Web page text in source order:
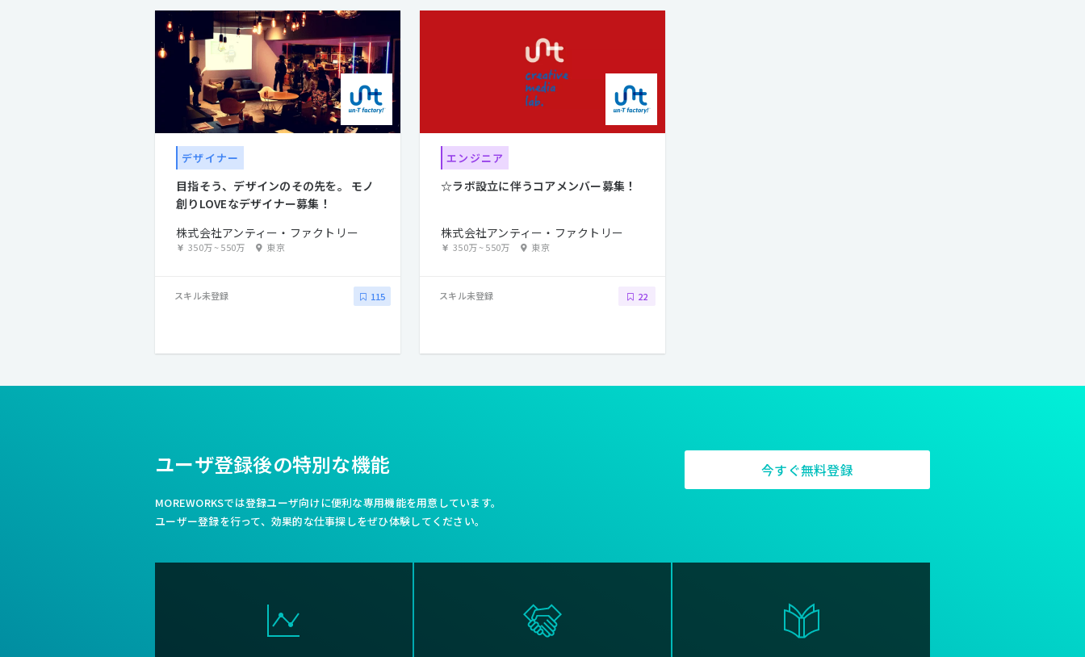
デザイナー
目指そう、デザインのその先を。 モノ
創りLOVEなデザイナー募集！
株式会社アンティー・ファクトリー
350万~550万 東京
スキル未登録 115
エンジニア
☆ラボ設立に伴うコアメンバー募集！
株式会社アンティー・ファクトリー
350万~550万 東京
スキル未登録 22
ユーザ登録後の特別な機能
MOREWORKSでは登録ユーザ向けに便利な専用機能を用意しています。
ユーザー登録を行って、効果的な仕事探しをぜひ体験してください。
今すぐ無料登録